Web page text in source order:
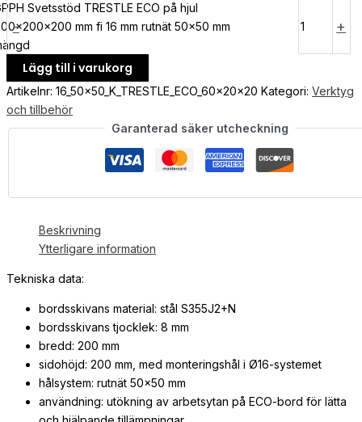
-
Svetsstöd TRESTLE ECO på hjul
mm fi 16 mm rutnät 50x50 mm
+
Lägg till i varukorg
Artikelnr: 16_50x50_K_TRESTLE_ECO_60x20x20 Kategori: Verktyg
och tillbehör
Garanterad säker utcheckning
Beskrivning
Ytterligare information
Tekniska data:
bordsskivans material: stål S355J2+N
bordsskivans tjocklek: 8 mm
bredd: 200 mm
sidohöjd: 200 mm, med monteringshål i Ø16-systemet
hålsystem: rutnät 50×50 mm
användning: utökning av arbetsytan på ECO-bord för lätta